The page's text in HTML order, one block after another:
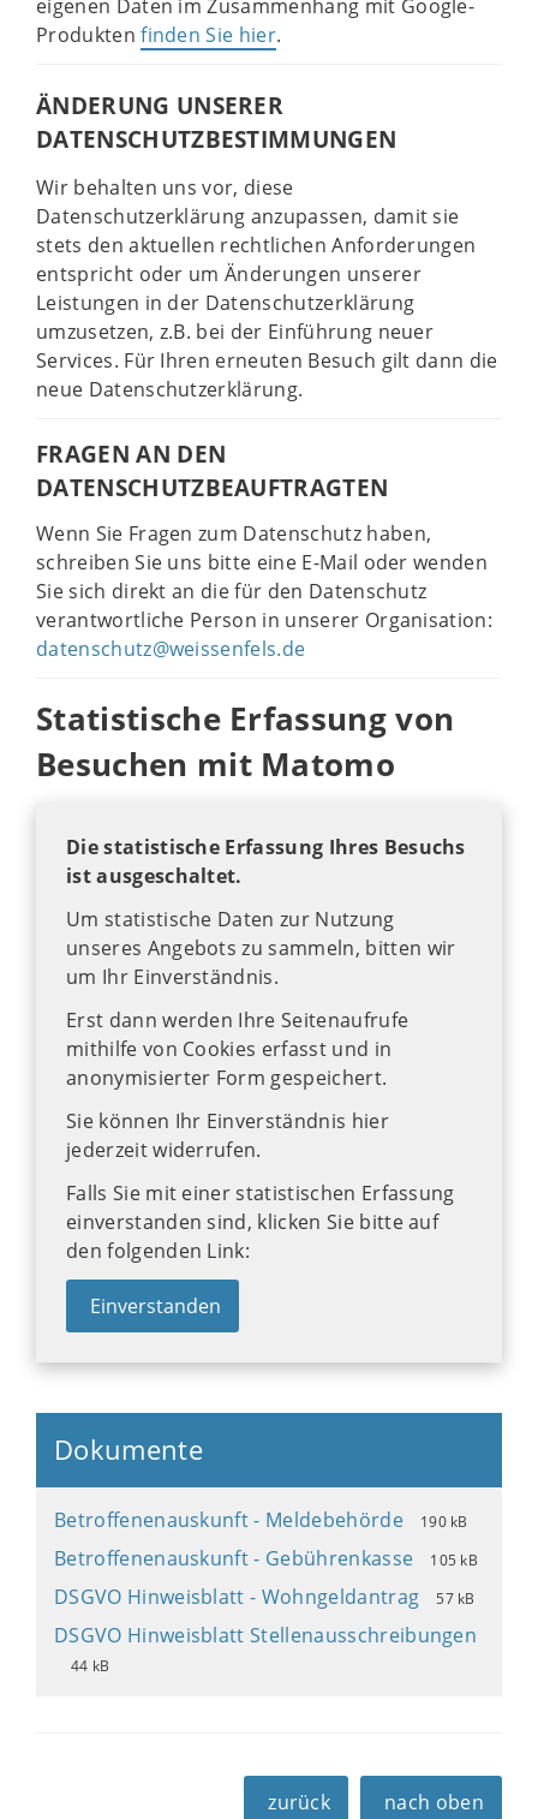
eigenen Daten im Zusammenhang mit Google-
Produktenfinden Sie hier.
ÄNDERUNG UNSERER
DATENSCHUTZBESTIMMUNGEN
Wir behalten uns vor, diese
Datenschutzerklärung anzupassen, damit sie
stets den aktuellen rechtlichen Anforderungen
entspricht oder um Änderungen unserer
Leistungen in der Datenschutzerklärung
umzusetzen, z.B. bei der Einführung neuer
Services. Für Ihren erneuten Besuch gilt dann die
neue Datenschutzerklärung.
FRAGEN AN DEN
DATENSCHUTZBEAUFTRAGTEN
Wenn Sie Fragen zum Datenschutz haben,
schreiben Sie uns bitte eine E-Mail oder wenden
Sie sich direkt an die für den Datenschutz
verantwortliche Person in unserer Organisation:
datenschutz@weissenfels.de
Statistische Erfassung von
Besuchen mit Matomo
Die statistische Erfassung Ihres Besuchs
ist ausgeschaltet.
Um statistische Daten zur Nutzung
unseres Angebots zu sammeln, bitten wir
um Ihr Einverständnis.
Erst dann werden Ihre Seitenaufrufe
mithilfe von Cookies erfasst und in
anonymisierter Form gespeichert.
Sie können Ihr Einverständnis hier
jederzeit widerrufen.
Falls Sie mit einer statistischen Erfassung
einverstanden sind, klicken Sie bitte auf
den folgenden Link:
Einverstanden
Dokumente
Betroffenenauskunft - Meldebehörde 190 kB
Betroffenenauskunft - Gebührenkasse 105 kB
DSGVO Hinweisblatt - Wohngeldantrag 57 kB
DSGVO Hinweisblatt Stellenausschreibungen
44 kB
zurück nach oben